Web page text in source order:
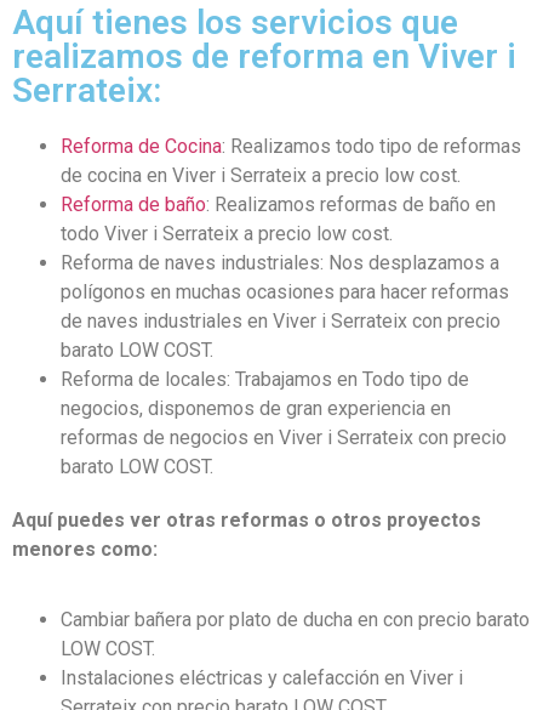
Aquí tienes los servicios que
realizamos de reforma en Viver i
Serrateix:
Reforma de Cocina: Realizamos todo tipo de reformas
de cocina en Viver i Serrateix a precio low cost.
Reforma de baño: Realizamos reformas de baño en
todo Viver i Serrateix a precio low cost.
Reforma de naves industriales: Nos desplazamos a
polígonos en muchas ocasiones para hacer reformas
de naves industriales en Viver i Serrateix con precio
barato LOW COST.
Reforma de locales: Trabajamos en Todo tipo de
negocios, disponemos de gran experiencia en
reformas de negocios en Viver i Serrateix con precio
barato LOW COST.
Aquí puedes ver otras reformas o otros proyectos
menores como:
Cambiar bañera por plato de ducha en con precio barato
LOW COST.
Instalaciones eléctricas y calefacción en Viver i